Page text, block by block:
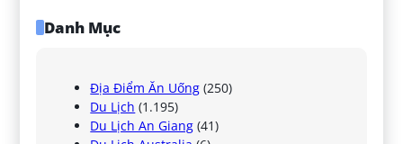
Danh Mục
Địa Điểm Ăn Uống (250)
Du Lịch (1.195)
Du Lịch An Giang (41)